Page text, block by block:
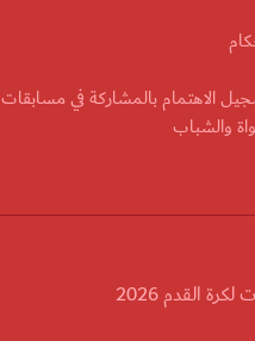
الاهتمام بالمشاركة في مسابقات
والشباب
القدم 2026